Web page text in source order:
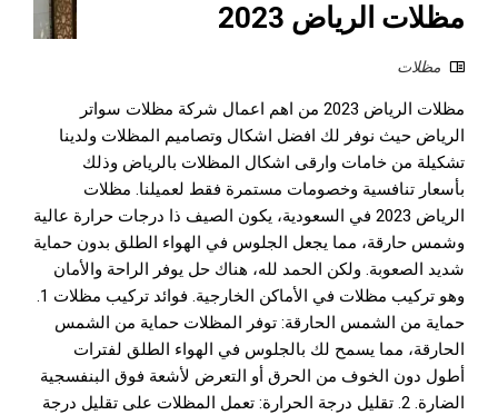
مظلات الرياض 2023
مظلات
مظلات الرياض 2023 من اهم اعمال شركة مظلات سواتر
الرياض حيث نوفر لك افضل اشكال وتصاميم المظلات ولدينا
تشكيلة من خامات وارقى اشكال المظلات بالرياض وذلك
بأسعار تنافسية وخصومات مستمرة فقط لعميلنا. مظلات
الرياض 2023 في السعودية، يكون الصيف ذا درجات حرارة عالية
وشمس حارقة، مما يجعل الجلوس في الهواء الطلق بدون حماية
شديد الصعوبة. ولكن الحمد لله، هناك حل يوفر الراحة والأمان
وهو تركيب مظلات في الأماكن الخارجية. فوائد تركيب مظلات 1.
حماية من الشمس الحارقة: توفر المظلات حماية من الشمس
الحارقة، مما يسمح لك بالجلوس في الهواء الطلق لفترات
أطول دون الخوف من الحرق أو التعرض لأشعة فوق البنفسجية
الضارة. 2. تقليل درجة الحرارة: تعمل المظلات على تقليل درجة